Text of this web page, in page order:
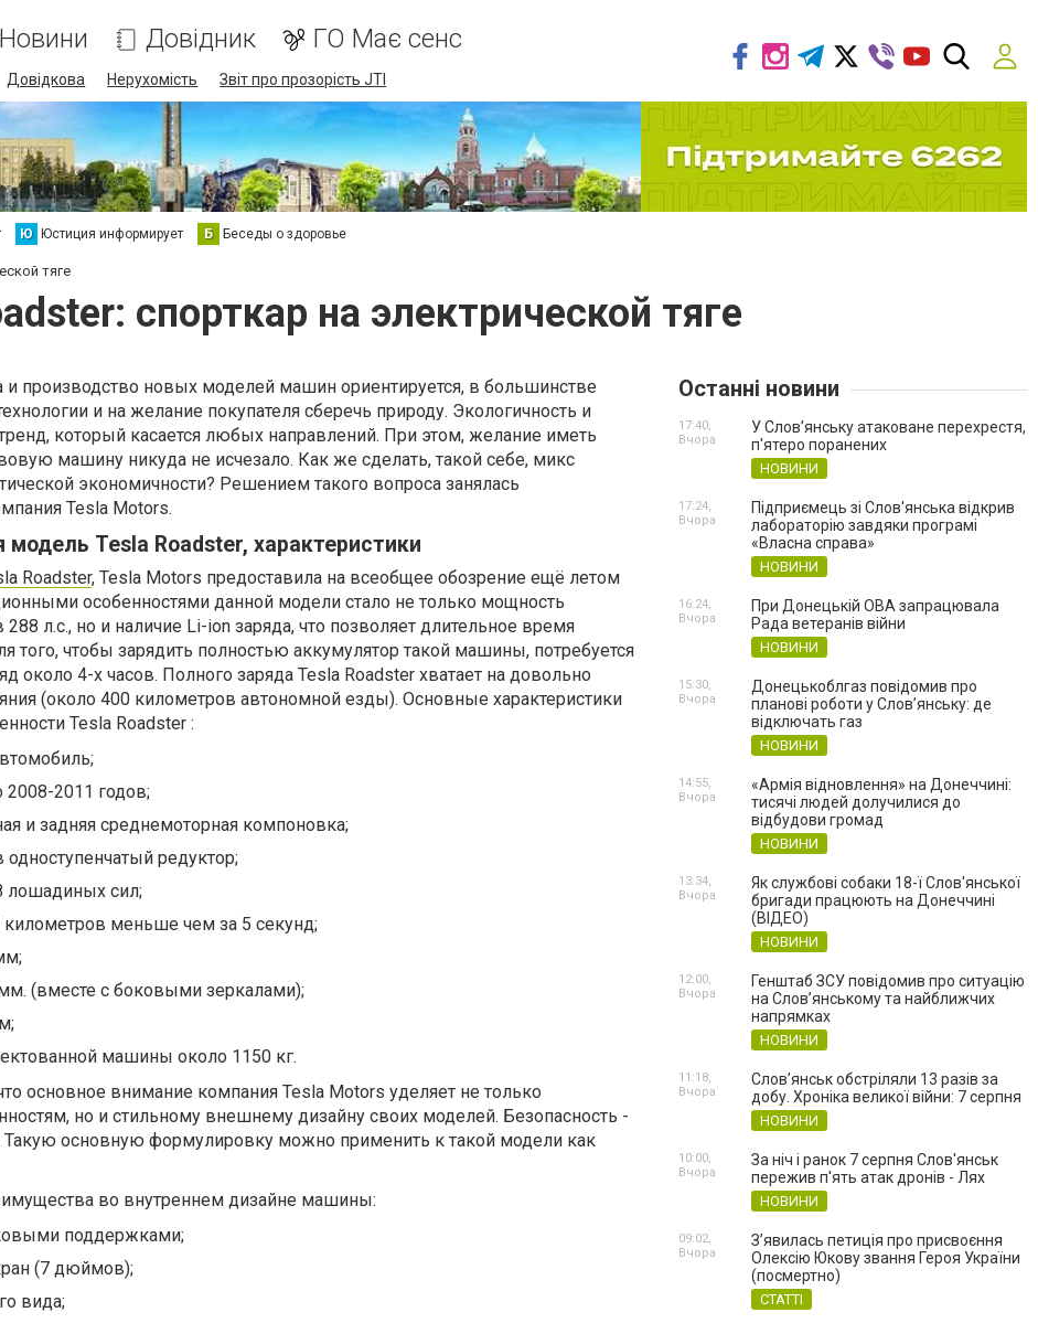
Новини Довідник ГО Має сенс
Довідкова Нерухомість Звіт про прозорість JTI
Ю Юстиция информирует Б Беседы о здоровье
тяге
спорткар на электрической тяге
и производство новых моделей машин ориентируется, в большинстве
и на желание покупателя сберечь природу. Экологичность и
который касается любых направлений. При этом, желание иметь
машину никуда не исчезало. Как же сделать, такой себе, микс
экономичности? Решением такого вопроса занялась
Tesla Motors.
Tesla Roadster, характеристики
Roadster, Tesla Motors предоставила на всеобщее обозрение ещё летом
особенностями данной модели стало не только мощность
288 л.с., но и наличие Li-ion заряда, что позволяет длительное время
того, чтобы зарядить полностью аккумулятор такой машины, потребуется
около 4-х часов. Полного заряда Tesla Roadster хватает на довольно
(около 400 километров автономной езды). Основные характеристики
Tesla Roadster :
2008-2011 годов;
и задняя среднемоторная компоновка;
одноступенчатый редуктор;
лошадиных сил;
километров меньше чем за 5 секунд;
(вместе с боковыми зеркалами);
машины около 1150 кг.
основное внимание компания Tesla Motors уделяет не только
но и стильному внешнему дизайну своих моделей. Безопасность -
основную формулировку можно применить к такой модели как
во внутреннем дизайне машины:
поддержками;
(7 дюймов);
вида;
Останні новини
У Слов’янську атаковане перехрестя,
п'ятеро поранених
НОВИНИ
17:40,
Вчора
Підприємець зі Слов'янська відкрив
лабораторію завдяки програмі
«Власна справа»
НОВИНИ
17:24,
Вчора
При Донецькій ОВА запрацювала
Рада ветеранів війни
НОВИНИ
16:24,
Вчора
Донецькоблгаз повідомив про
планові роботи у Слов’янську: де
відключать газ
НОВИНИ
15:30,
Вчора
«Армія відновлення» на Донеччині:
тисячі людей долучилися до
відбудови громад
НОВИНИ
14:55,
Вчора
Як службові собаки 18-ї Слов'янської
бригади працюють на Донеччині
(ВІДЕО)
НОВИНИ
13:34,
Вчора
Генштаб ЗСУ повідомив про ситуацію
на Слов’янському та найближчих
напрямках
НОВИНИ
12:00,
Вчора
Слов’янськ обстріляли 13 разів за
добу. Хроніка великої війни: 7 серпня
НОВИНИ
11:18,
Вчора
За ніч і ранок 7 серпня Слов'янськ
пережив п'ять атак дронів - Лях
НОВИНИ
10:00,
Вчора
З’явилась петиція про присвоєння
Олексію Юкову звання Героя України
(посмертно)
СТАТТІ
09:02,
Вчора